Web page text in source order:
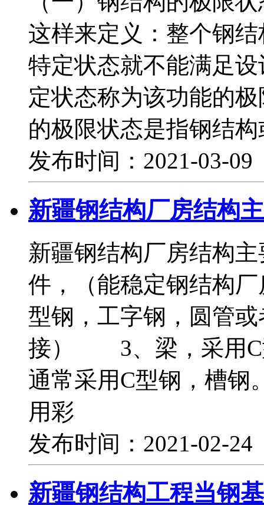
这样来定义：整个钢
特定状态就不能满足
定状态称为该功能的
的极限状态是指钢结
发布时间：2021-03-
新疆钢结构厂房结构
新疆钢结构厂房结构
件，（能稳定钢结构
型钢，工字钢，圆管
接） 3、梁，采用
通常采用C型钢，槽
用彩
发布时间：2021-02-
新疆钢结构工程当钢